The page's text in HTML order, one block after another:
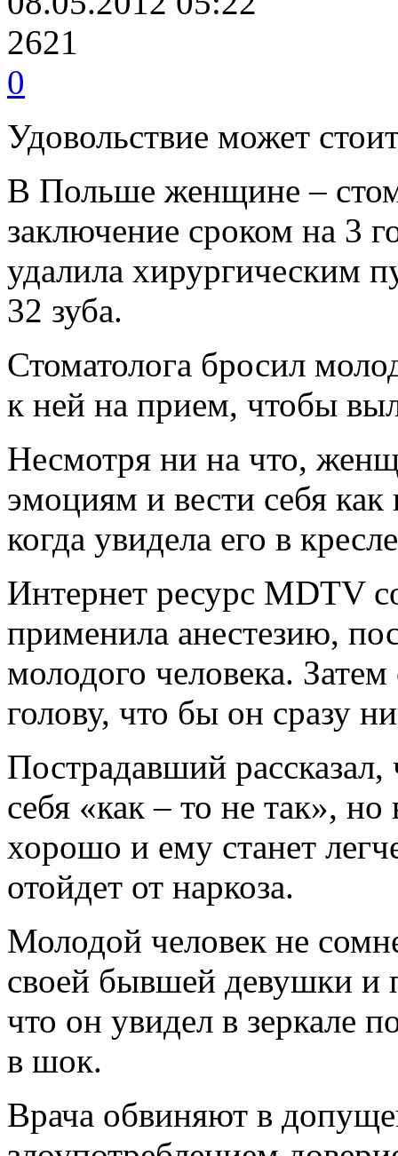
2621
0
Удовольствие может
В Польше женщине –
заключение сроком на 3
удалила хирургическим
32 зуба.
Стоматолога бросил
к ней на прием, чтобы
Несмотря ни на что,
эмоциям и вести себя
когда увидела его в
Интернет ресурс MDTV
применила анестезию,
молодого человека.
голову, что бы он сразу
Пострадавший рассказал,
себя «как – то не так», но
хорошо и ему станет
отойдет от наркоза.
Молодой человек не
своей бывшей девушки и
что он увидел в зеркале
в шок.
Врача обвиняют в